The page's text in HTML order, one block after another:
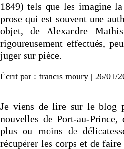
1849) tels que les imagine
prose qui est souvent une
objet, de Alexandre
rigoureusement effectués,
juger sur pièce.
Écrit par : francis moury | 26/01/
Je viens de lire sur le blog
nouvelles de Port-au-
plus ou moins de
récupérer les corps et de